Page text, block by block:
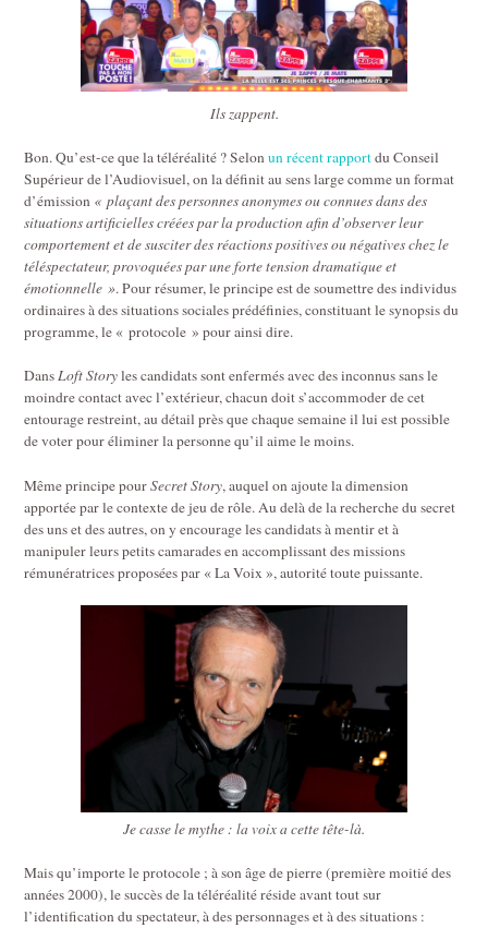
Ils zappent.
Bon. Qu’est-ce que la téléréalité ? Selonun récent rapportdu Conseil
Supérieur de l’Audiovisuel, on la définit au sens large comme un format
d’émission « plaçant des personnes anonymes ou connues dans des
situations artificielles créées par la production afin d’observer leur
comportement et de susciter des réactions positives ou négatives chez le
téléspectateur, provoquées par une forte tension dramatique et
émotionnelle ». Pour résumer, le principe est de soumettre des individus
ordinaires à des situations sociales prédéfinies, constituant le synopsis du
programme, le « protocole » pour ainsi dire.
DansLoft Storyles candidats sont enfermés avec des inconnus sans le
moindre contact avec l’extérieur, chacun doit s’accommoder de cet
entourage restreint, au détail près que chaque semaine il lui est possible
de voter pour éliminer la personne qu’il aime le moins.
Même principe pourSecret Story, auquel on ajoute la dimension
apportée par le contexte de jeu de rôle. Au delà de la recherche du secret
des uns et des autres, on y encourage les candidats à mentir et à
manipuler leurs petits camarades en accomplissant des missions
rémunératrices proposées par « La Voix », autorité toute puissante.
Je casse le mythe : la voix a cette tête-là.
Mais qu’importe le protocole ; à son âge de pierre (première moitié des
années 2000), le succès de la téléréalité réside avant tout sur
l’identification du spectateur, à des personnages et à des situations :